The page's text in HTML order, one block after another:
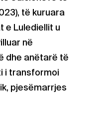
të kuruara
e Lulediellit u
në
dhe anëtarë të
i transformoi
pjesëmarrjes